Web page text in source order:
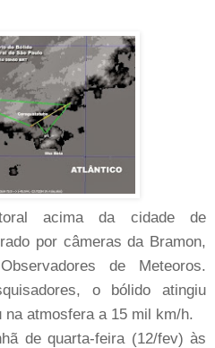
acima da cidade de
por câmeras da Bramon,
de Meteoros.
o bólido atingiu
na atmosfera a 15 mil km/h.
de quarta-feira (12/fev) às